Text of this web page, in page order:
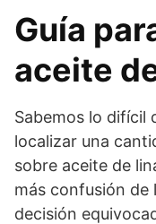
Guía
aceite
Sabemos lo difícil
localizar una
sobre aceite de
más confusión de
decisión